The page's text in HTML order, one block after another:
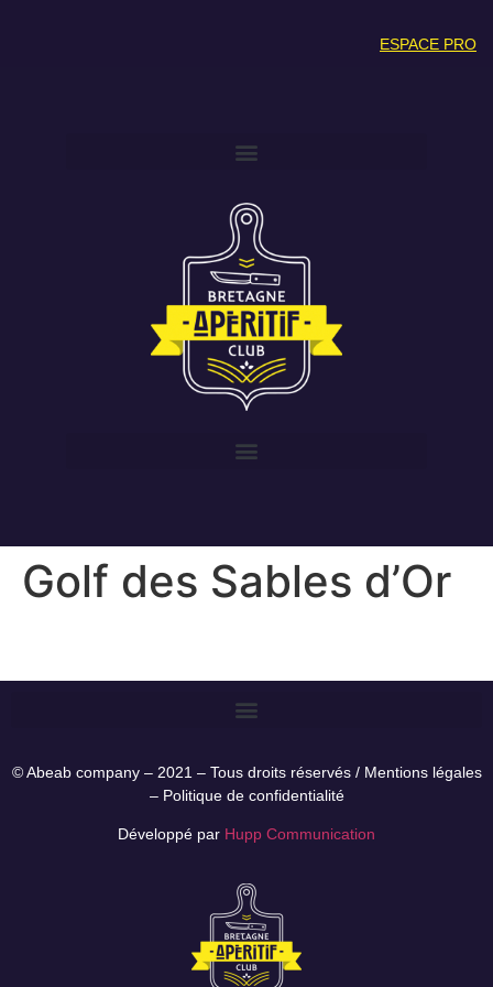
ESPACE PRO
Golf des Sables d’Or
© Abeab company – 2021 – Tous droits réservés / Mentions légales
– Politique de confidentialité
Développé par Hupp Communication